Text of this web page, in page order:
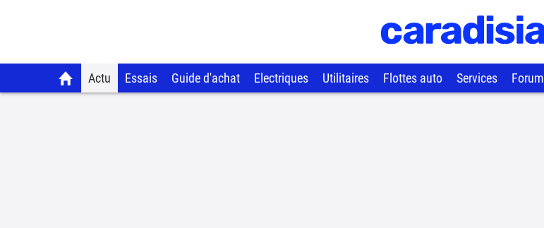
Actu Essais Guide d'achat Electriques Utilitaires Flottes auto Services Forum